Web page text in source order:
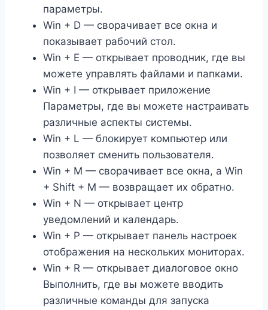
параметры.
Win + D — сворачивает все окна и
показывает рабочий стол.
Win + E — открывает проводник, где вы
можете управлять файлами и папками.
Win + I — открывает приложение
Параметры, где вы можете настраивать
различные аспекты системы.
Win + L — блокирует компьютер или
позволяет сменить пользователя.
Win + M — сворачивает все окна, а Win
+ Shift + M — возвращает их обратно.
Win + N — открывает центр
уведомлений и календарь.
Win + P — открывает панель настроек
отображения на нескольких мониторах.
Win + R — открывает диалоговое окно
Выполнить, где вы можете вводить
различные команды для запуска